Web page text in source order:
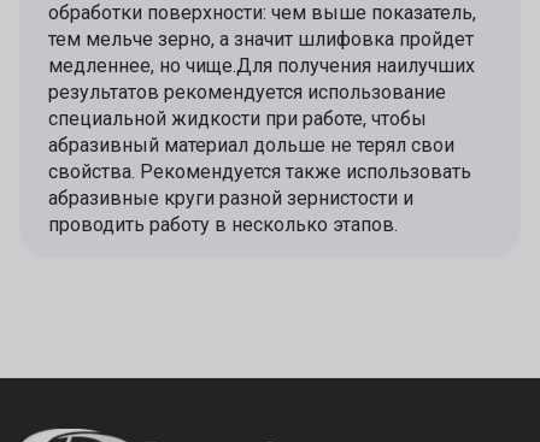
обработки поверхности: чем выше показатель,
тем мельче зерно, а значит шлифовка пройдет
медленнее, но чище.Для получения наилучших
результатов рекомендуется использование
специальной жидкости при работе, чтобы
абразивный материал дольше не терял свои
свойства. Рекомендуется также использовать
абразивные круги разной зернистости и
проводить работу в несколько этапов.